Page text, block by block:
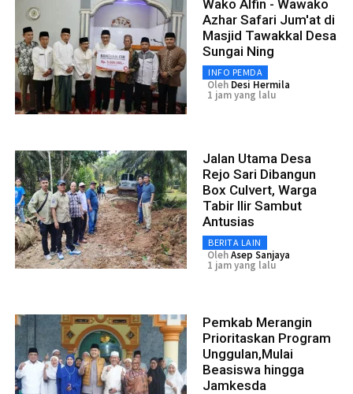
Wako Alfin - Wawako
Azhar Safari Jum'at di
Masjid Tawakkal Desa
Sungai Ning
INFO PEMDA
Oleh Desi Hermila
1 jam yang lalu
Jalan Utama Desa
Rejo Sari Dibangun
Box Culvert, Warga
Tabir Ilir Sambut
Antusias
BERITA LAIN
OlehAsep Sanjaya
1 jam yang lalu
Pemkab Merangin
Prioritaskan Program
Unggulan,Mulai
Beasiswa hingga
Jamkesda